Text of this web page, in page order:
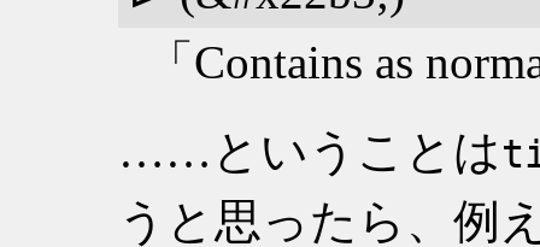
Contains as
……ということは
うと思ったら、例